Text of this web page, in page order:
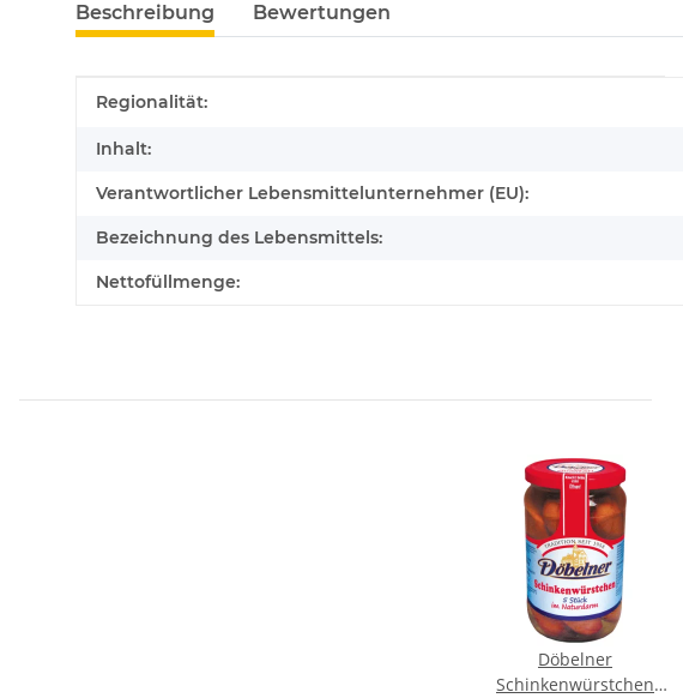
Beschreibung Bewertungen
Produkteigenschaft
Wert
Regionalität:
Inhalt:
Verantwortlicher Lebensmittelunternehmer (EU):
Bezeichnung des Lebensmittels:
Nettofüllmenge:
Döbelner
Schinkenwürstchen